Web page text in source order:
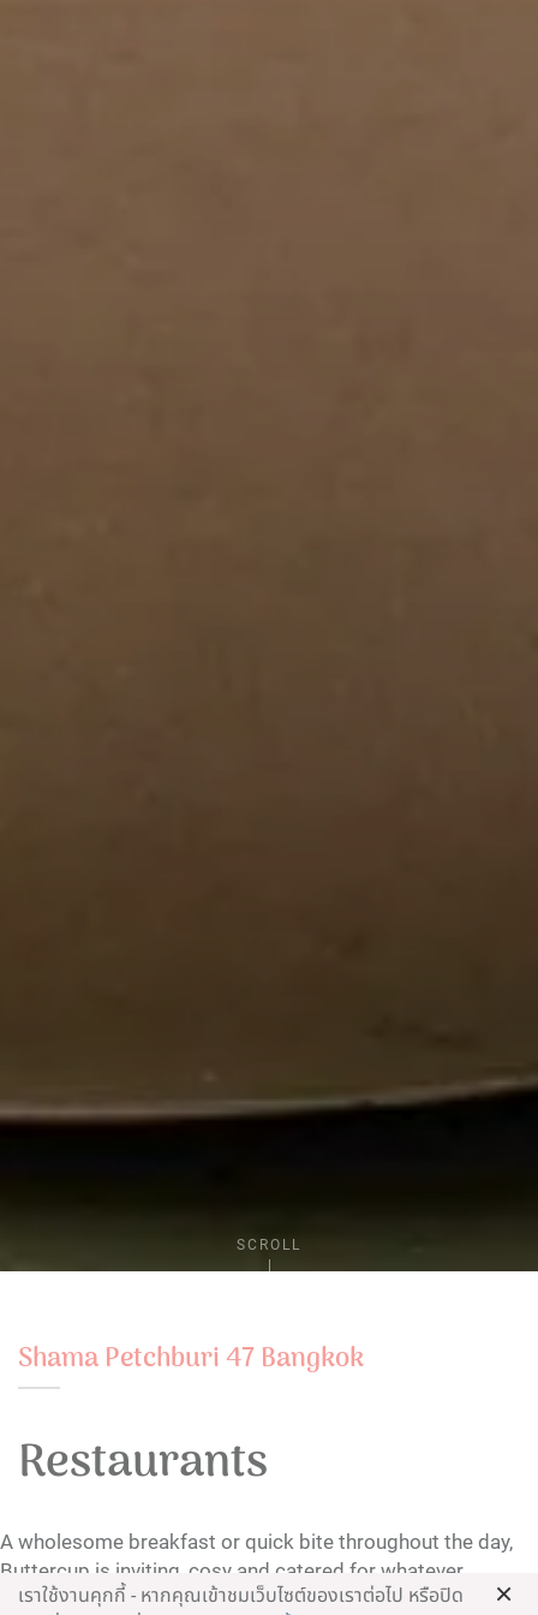
เราใช้งานคุกกี้ - หากคุณเข้าชมเว็บไซต์ของเราต่อไป หรือปิด
×
SCROLL
Shama Petchburi 47 Bangkok
Restaurants
A wholesome breakfast or quick bite throughout the day,
Buttercup is inviting, cosy and catered for whatever
mood you’re in.